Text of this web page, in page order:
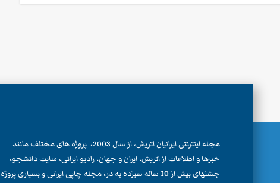
مجله اینترنتی ایرانیان اتریش، از سال 2003، پروژه های مختلف مانند
خبرها و اطلاعات از اتریش، ایران و جهان، رادیو ایرانی، سایت دانشجو،
جشنهای بیش از 10 ساله سیزده به در، مجله چاپی ایرانی و بسیاری پروژه